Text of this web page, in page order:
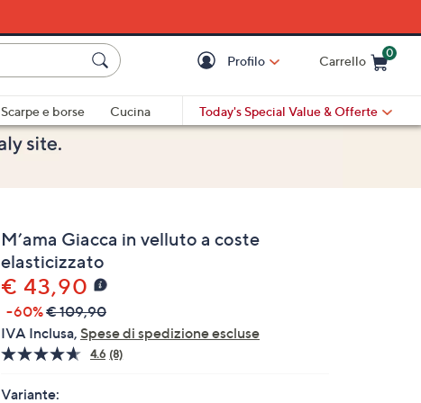
Profilo Carrello
0
Scarpe e borse
Cucina
Today's Special Value & Offerte
M’ama Giacca in velluto a coste
elasticizzato
€ 43,90
-60%€ 109,90
IVA Inclusa, Spese di spedizione escluse
4.6 Leggi
(8)
Variante: